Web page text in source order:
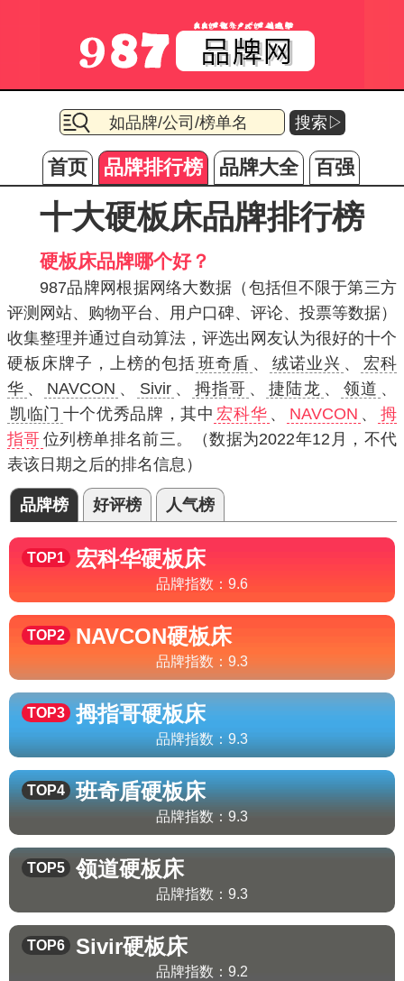
搜索▷
首页 品牌排行榜 品牌大全 百强
十大硬板床品牌排行榜
硬板床品牌哪个好？
987品牌网根据网络大数据（包括但不限于第三方
评测网站、购物平台、用户口碑、评论、投票等数据）
收集整理并通过自动算法，评选出网友认为很好的十个
硬板床牌子，上榜的包括 班奇盾 、 绒诺业兴 、
宏科
华 、 NAVCON 、 Sivir 、 拇指哥 、 捷陆龙 、 领道 、
凯临门 十个优秀品牌，其中 宏科华 、 NAVCON 、
拇
指哥 位列榜单排名前三。（数据为2022年12月，不代
表该日期之后的排名信息）
品牌榜 好评榜 人气榜
TOP1 宏科华硬板床
品牌指数： 9.6
TOP2 NAVCON硬板床
品牌指数： 9.3
TOP3 拇指哥硬板床
品牌指数： 9.3
TOP4 班奇盾硬板床
品牌指数： 9.3
TOP5 领道硬板床
品牌指数： 9.3
TOP6 Sivir硬板床
品牌指数： 9.2